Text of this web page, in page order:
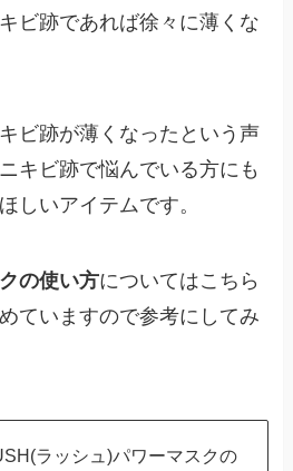
ビ跡であれば徐々に薄くな
ビ跡が薄くなったという声
キビ跡で悩んでいる方にも
しいアイテムです。
の使い方についてはこちら
ていますので参考にしてみ
ラッシュ)パワーマスクの